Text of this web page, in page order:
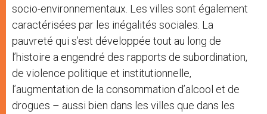
socio-environnementaux. Les villes sont également
caractérisées par les inégalités sociales. La
pauvreté qui s’est développée tout au long de
l’histoire a engendré des rapports de subordination,
de violence politique et institutionnelle,
l’augmentation de la consommation d’alcool et de
drogues – aussi bien dans les villes que dans les